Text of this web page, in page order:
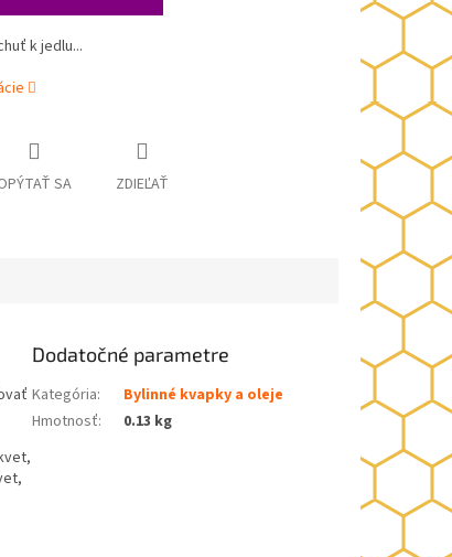
k jedlu...
SA ZDIEĽAŤ
Dodatočné parametre
Kategória:
Bylinné kvapky a oleje
Hmotnosť: 0.13 kg